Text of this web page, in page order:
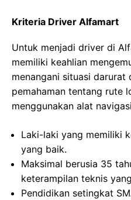
Kriteria Driver Alfamart
Untuk menjadi driver di
memiliki keahlian
menangani situasi darurat
pemahaman tentang rute
menggunakan alat
Laki-laki yang memiliki
yang baik.
Maksimal berusia 35
keterampilan teknis
Pendidikan setingkat